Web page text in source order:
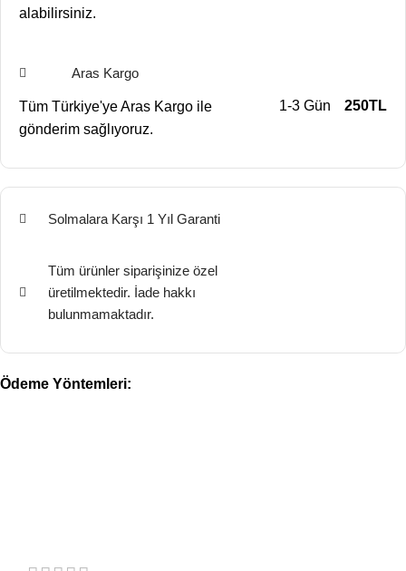
alabilirsiniz.
Aras Kargo
Tüm Türkiye'ye Aras Kargo ile
gönderim sağlıyoruz.
1-3 Gün 250TL
Solmalara Karşı 1 Yıl Garanti
Tüm ürünler siparişinize özel
üretilmektedir. İade hakkı
bulunmamaktadır.
Ödeme Yöntemleri: